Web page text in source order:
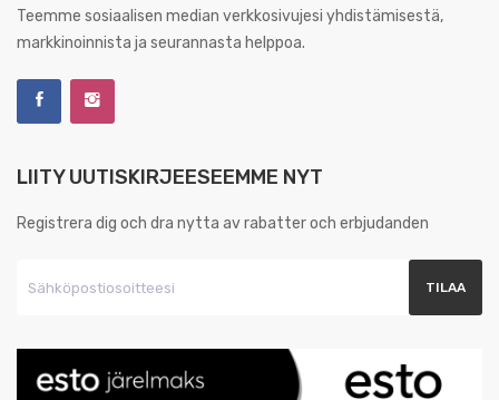
Teemme sosiaalisen median verkkosivujesi yhdistämisestä,
markkinoinnista ja seurannasta helppoa.
LIITY UUTISKIRJEESEEMME NYT
Registrera dig och dra nytta av rabatter och erbjudanden